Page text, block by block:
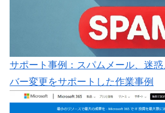
サポート事例：スパムメール、迷
バー変更をサポートした作業事例